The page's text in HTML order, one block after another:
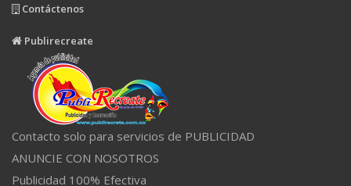
Contáctenos
Publirecreate
Contacto solo para servicios de PUBLICIDAD
ANUNCIE CON NOSOTROS
Publicidad 100% Efectiva